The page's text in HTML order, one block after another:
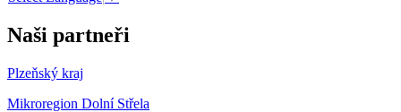
Naši partneři
Plzeňský kraj
Mikroregion Dolní Střela